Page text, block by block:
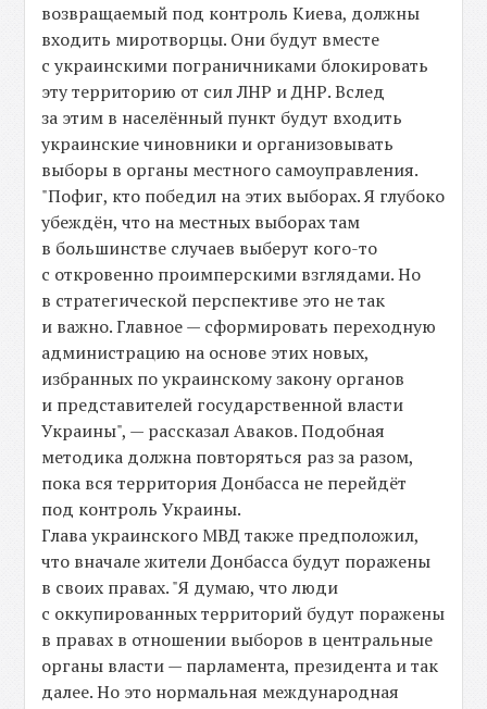
возвращаемый под контроль Киева, должны
входить миротворцы. Они будут вместе
с украинскими пограничниками блокировать
эту территорию от сил ЛНР и ДНР. Вслед
за этим в населённый пункт будут входить
украинские чиновники и организовывать
выборы в органы местного самоуправления.
"Пофиг, кто победил на этих выборах. Я глубоко
убеждён, что на местных выборах там
в большинстве случаев выберут кого-то
с откровенно проимперскими взглядами. Но
в стратегической перспективе это не так
и важно. Главное — сформировать переходную
администрацию на основе этих новых,
избранных по украинскому закону органов
и представителей государственной власти
Украины", — рассказал Аваков. Подобная
методика должна повторяться раз за разом,
пока вся территория Донбасса не перейдёт
под контроль Украины.
Глава украинского МВД также предположил,
что вначале жители Донбасса будут поражены
в своих правах. "Я думаю, что люди
с оккупированных территорий будут поражены
в правах в отношении выборов в центральные
органы власти — парламента, президента и так
далее. Но это нормальная международная